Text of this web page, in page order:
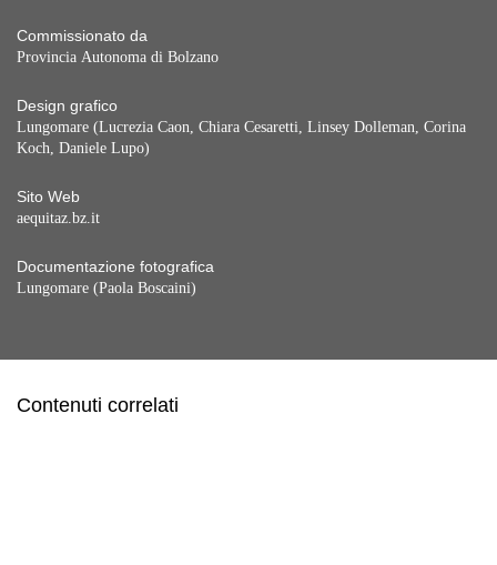
Commissionato da
Provincia Autonoma di Bolzano
Design grafico
Lungomare (Lucrezia Caon, Chiara Cesaretti, Linsey Dolleman, Corina
Koch, Daniele Lupo)
Sito Web
aequitaz.bz.it
Documentazione fotografica
Lungomare (Paola Boscaini)
Contenuti correlati